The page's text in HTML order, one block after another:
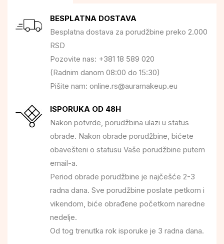
BESPLATNA DOSTAVA
Besplatna dostava za porudžbine preko 2.000
RSD
Pozovite nas: +381 18 589 020
(Radnim danom 08:00 do 15:30)
Pišite nam: online.rs@auramakeup.eu
ISPORUKA OD 48H
Nakon potvrde, porudžbina ulazi u status
obrade. Nakon obrade porudžbine, bićete
obavešteni o statusu Vaše porudžbine putem
email-a.
Period obrade porudžbine je najčešće 2-3
radna dana. Sve porudžbine poslate petkom i
vikendom, biće obrađene početkom naredne
nedelje.
Od tog trenutka rok isporuke je 3 radna dana.